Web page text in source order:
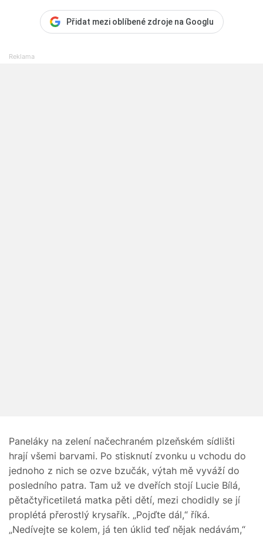
Přidat mezi oblíbené zdroje na Googlu
Paneláky na zelení načechraném plzeňském sídlišti
hrají všemi barvami. Po stisknutí zvonku u vchodu do
jednoho z nich se ozve bzučák, výtah mě vyváží do
posledního patra. Tam už ve dveřích stojí Lucie Bílá,
pětačtyřicetiletá matka pěti dětí, mezi chodidly se jí
proplétá přerostlý krysařík. „Pojďte dál,“ říká.
„Nedívejte se kolem, já ten úklid teď nějak nedávám,“